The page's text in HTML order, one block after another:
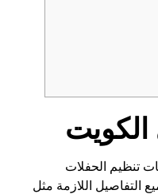
تنظيم الحفلات
التفاصيل اللازمة مثل